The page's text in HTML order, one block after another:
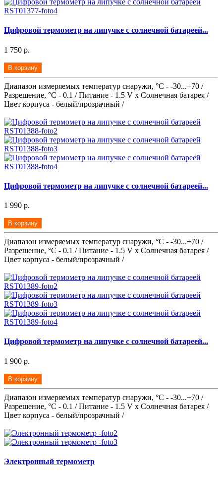
Цифровой термометр на липучке с солнечной батареей...
1 750 р.
В корзину
Диапазон измеряемых температур снаружи, °С - -30...+70 /
Разрешение, °С - 0.1 / Питание - 1.5 V x Солнечная батарея /
Цвет корпуса - белый/прозрачный /
Цифровой термометр на липучке с солнечной батареей...
1 990 р.
В корзину
Диапазон измеряемых температур снаружи, °С - -30...+70 /
Разрешение, °С - 0.1 / Питание - 1.5 V x Солнечная батарея /
Цвет корпуса - белый/прозрачный /
Цифровой термометр на липучке с солнечной батареей...
1 900 р.
В корзину
Диапазон измеряемых температур снаружи, °С - -30...+70 /
Разрешение, °С - 0.1 / Питание - 1.5 V x Солнечная батарея /
Цвет корпуса - белый/прозрачный /
Электронный термометр